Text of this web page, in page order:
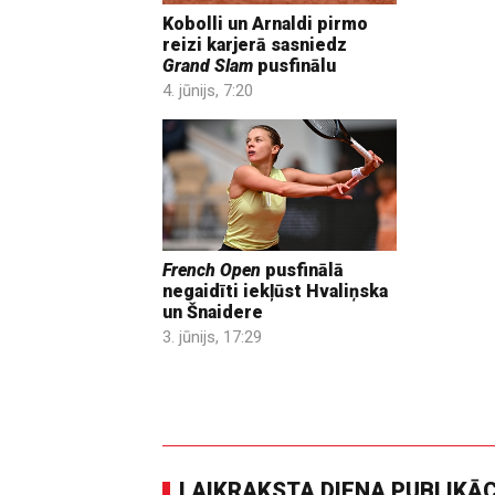
Kobolli un Arnaldi pirmo
reizi karjerā sasniedz
Grand Slam pusfinālu
4. jūnijs, 7:20
French Open pusfinālā
negaidīti iekļūst Hvaliņska
un Šnaidere
3. jūnijs, 17:29